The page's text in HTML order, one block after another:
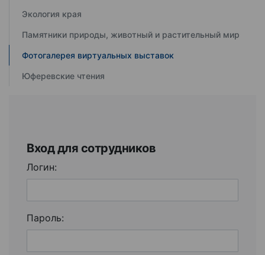
Экология края
Памятники природы, животный и растительный мир
Фотогалерея виртуальных выставок
Юферевские чтения
Вход для сотрудников
Логин:
Пароль: